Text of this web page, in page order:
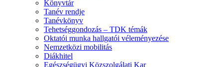
Könyvtár
Tanév rendje
Tanévkönyv
Tehetséggondozás – TDK témák
Oktatói munka hallgatói véleményezése
Nemzetközi mobilitás
Diákhitel
Egészségügyi Közszolgálati Kar